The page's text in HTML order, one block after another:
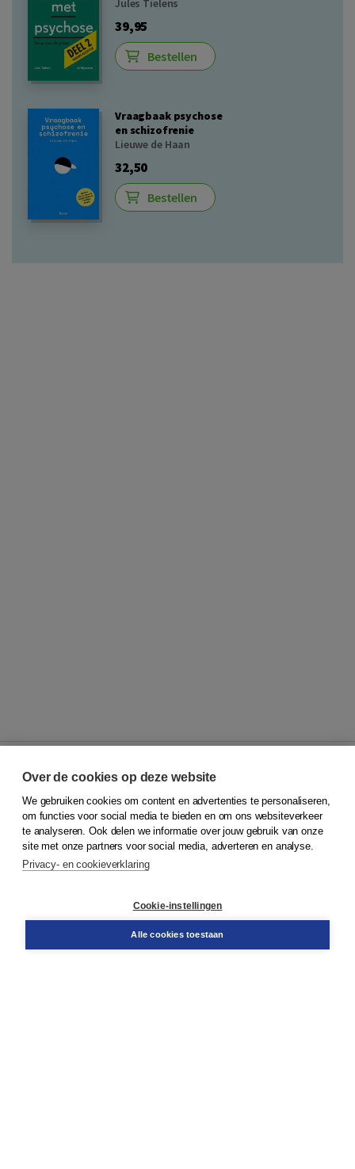
Jules Tielens
39,95
Bestellen
Vraagbaak psychose
en schizofrenie
Lieuwe de Haan
32,50
Bestellen
© 2026Koninklijke Boom uitgevers
Klantenservice
Service & informatie
Contact
Over de cookies op deze website
We gebruiken cookies om content en advertenties te personaliseren,
om functies voor social media te bieden en om ons websiteverkeer
te analyseren. Ook delen we informatie over jouw gebruik van onze
site met onze partners voor social media, adverteren en analyse.
Privacy- en cookieverklaring
Cookie-instellingen
Alle cookies toestaan